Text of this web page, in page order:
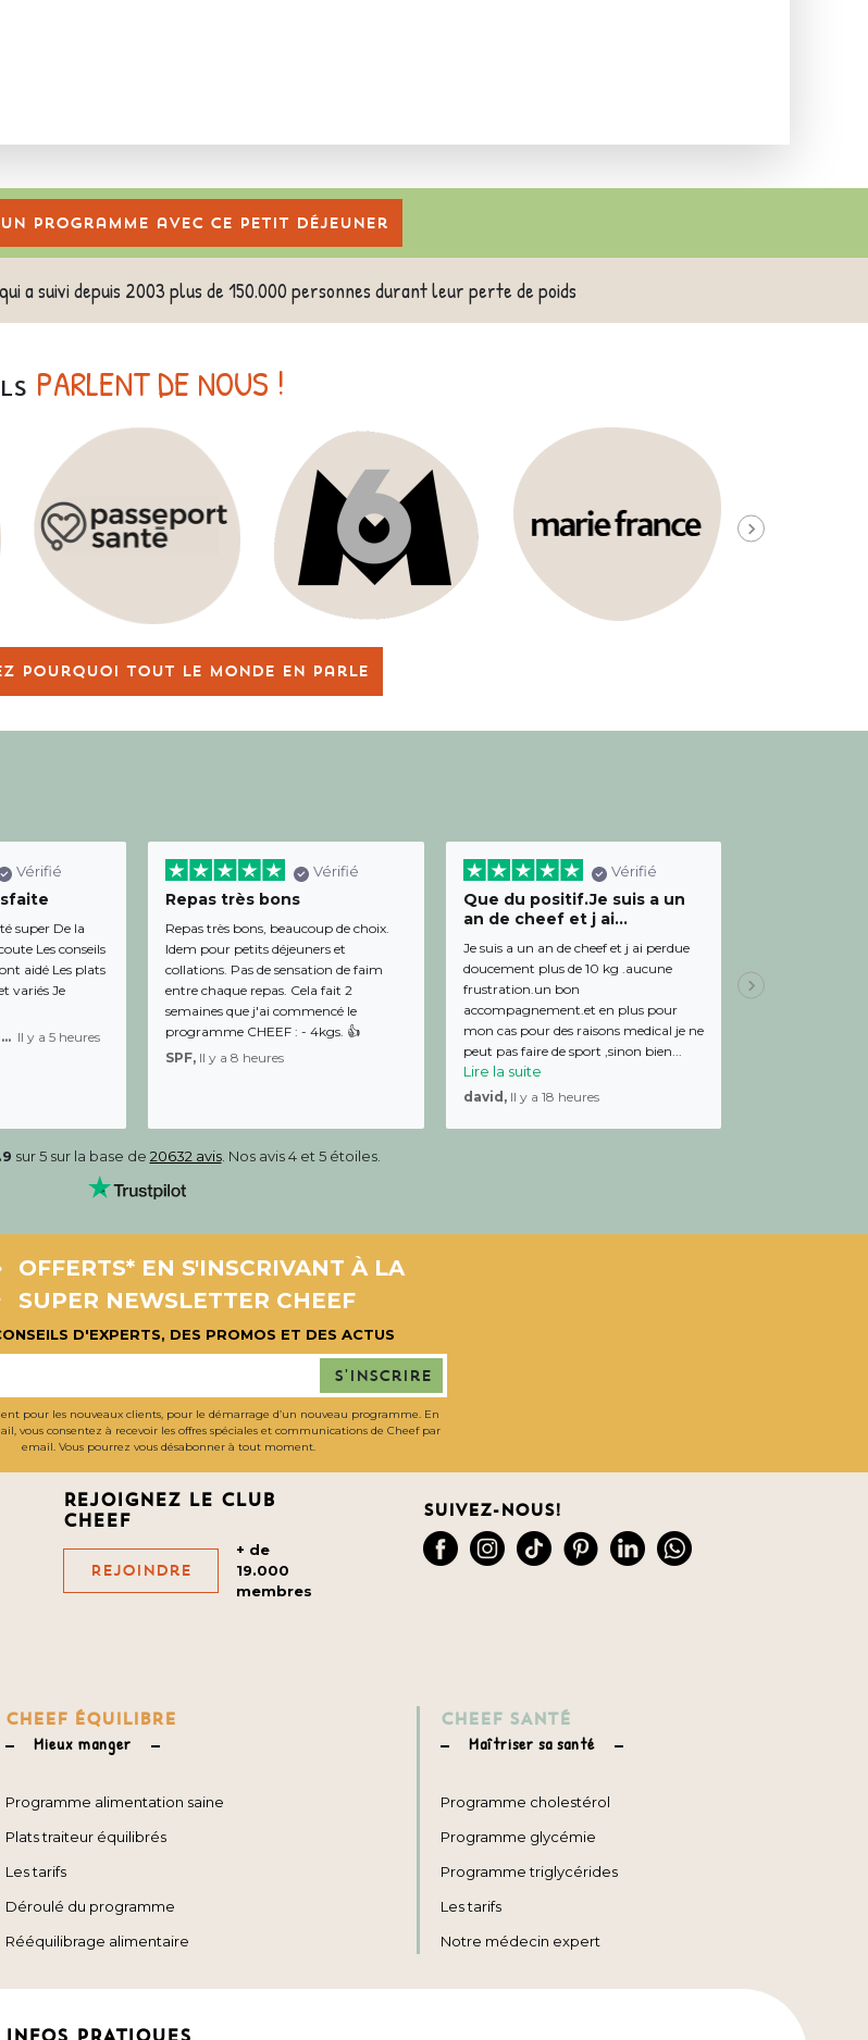
programme avec ce petit déjeuner
a suivi depuis 2003 plus de 150.000 personnes durant leur perte de poids
PARLENT DE NOUS !
pourquoi tout le monde en parle
Vérifié
super De la
Les conseils
aidé Les plats
variés Je
Sandrine CARTON-BRACQ, Il y a 5 heures
Vérifié
Repas très bons
Repas très bons, beaucoup de choix.
Idem pour petits déjeuners et
collations. Pas de sensation de faim
entre chaque repas. Cela fait 2
semaines que j'ai commencé le
programme CHEEF : - 4kgs. 👍
SPF, Il y a 8 heures
Vérifié
Que du positif.Je suis a un
an de cheef et j ai...
Je suis a un an de cheef et j ai perdue
doucement plus de 10 kg .aucune
frustration.un bon
accompagnement.et en plus pour
mon cas pour des raisons medical je ne
peut pas faire de sport ,sinon bien...
Lire la suite
david, Il y a 18 heures
Julien,
sur 5 sur la base de 20632 avis. Nos avis 4 et 5 étoiles.
OFFERTS* EN S'INSCRIVANT À LA
SUPER NEWSLETTER CHEEF
D'EXPERTS, DES PROMOS ET DES ACTUS
S'inscrire
pour les nouveaux clients, pour le démarrage d’un nouveau programme. En
vous consentez à recevoir les offres spéciales et communications de Cheef par
email. Vous pourrez vous désabonner à tout moment.
Rejoignez le club
cheef
Rejoindre
+ de
19.000
membres
Suivez-nous!
CHEEF ÉQUILIBRE
Mieux manger
Programme alimentation saine
Plats traiteur équilibrés
Les tarifs
Déroulé du programme
Rééquilibrage alimentaire
CHEEF SANTÉ
Maîtriser sa santé
Programme cholestérol
Programme glycémie
Programme triglycérides
Les tarifs
Notre médecin expert